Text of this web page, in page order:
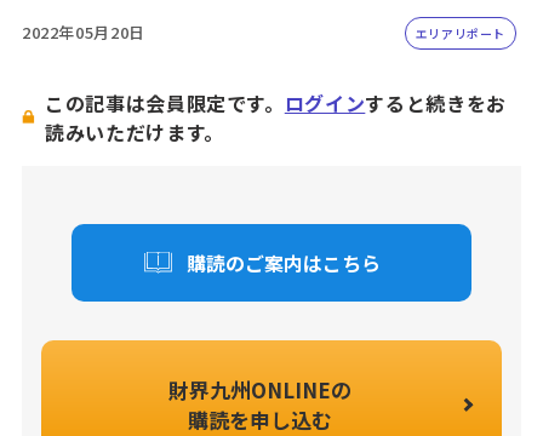
2022年05月20日 エリアリポート
この記事は会員限定です。 ログインすると続きをお
読みいただけます。
購読のご案内はこちら
財界九州ONLINEの
購読を申し込む